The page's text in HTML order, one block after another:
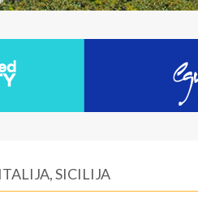
SICILIJA